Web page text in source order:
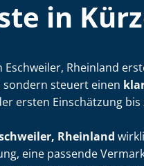
in
Rheinland
sondern steuert einen
ersten Einschätzung
Rheinland
eine passende